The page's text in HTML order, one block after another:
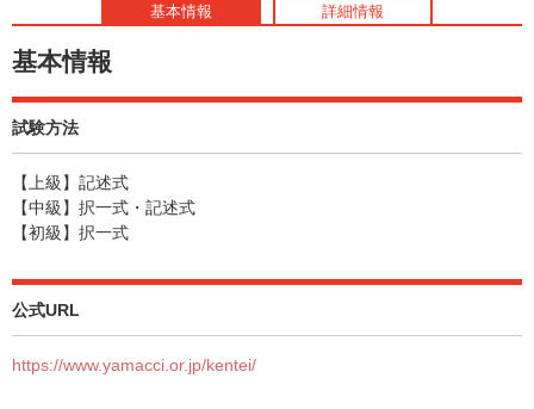
基本情報 詳細情報
基本情報
試験方法
【上級】記述式
【中級】択一式・記述式
【初級】択一式
公式URL
https://www.yamacci.or.jp/kentei/